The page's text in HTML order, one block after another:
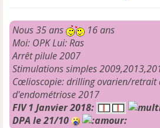
Nous 35 ans
16 ans
Moi: OPK Lui: Ras
Arrêt pilule 2007
Stimulations simples
Cœlioscopie: drilling ovarien/retrait
d'endométriose 2017
FIV 1 Janvier 2018:
DPA le 21/10